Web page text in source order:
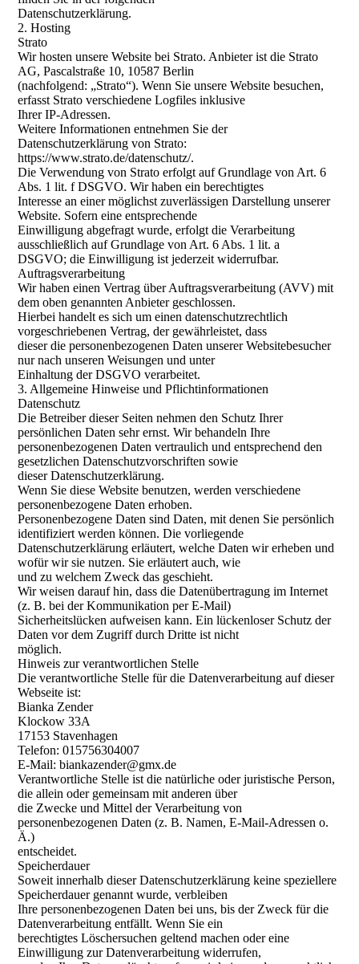
Datenschutzerklärung.
2. Hosting
Strato
Wir hosten unsere Website bei Strato. Anbieter ist die Strato
AG, Pascalstraße 10, 10587 Berlin
(nachfolgend: „Strato“). Wenn Sie unsere Website besuchen,
erfasst Strato verschiedene Logfiles inklusive
Ihrer IP-Adressen.
Weitere Informationen entnehmen Sie der
Datenschutzerklärung von Strato:
https://www.strato.de/datenschutz/.
Die Verwendung von Strato erfolgt auf Grundlage von Art. 6
Abs. 1 lit. f DSGVO. Wir haben ein berechtigtes
Interesse an einer möglichst zuverlässigen Darstellung unserer
Website. Sofern eine entsprechende
Einwilligung abgefragt wurde, erfolgt die Verarbeitung
ausschließlich auf Grundlage von Art. 6 Abs. 1 lit. a
DSGVO; die Einwilligung ist jederzeit widerrufbar.
Auftragsverarbeitung
Wir haben einen Vertrag über Auftragsverarbeitung (AVV) mit
dem oben genannten Anbieter geschlossen.
Hierbei handelt es sich um einen datenschutzrechtlich
vorgeschriebenen Vertrag, der gewährleistet, dass
dieser die personenbezogenen Daten unserer Websitebesucher
nur nach unseren Weisungen und unter
Einhaltung der DSGVO verarbeitet.
3. Allgemeine Hinweise und Pflichtinformationen
Datenschutz
Die Betreiber dieser Seiten nehmen den Schutz Ihrer
persönlichen Daten sehr ernst. Wir behandeln Ihre
personenbezogenen Daten vertraulich und entsprechend den
gesetzlichen Datenschutzvorschriften sowie
dieser Datenschutzerklärung.
Wenn Sie diese Website benutzen, werden verschiedene
personenbezogene Daten erhoben.
Personenbezogene Daten sind Daten, mit denen Sie persönlich
identifiziert werden können. Die vorliegende
Datenschutzerklärung erläutert, welche Daten wir erheben und
wofür wir sie nutzen. Sie erläutert auch, wie
und zu welchem Zweck das geschieht.
Wir weisen darauf hin, dass die Datenübertragung im Internet
(z. B. bei der Kommunikation per E-Mail)
Sicherheitslücken aufweisen kann. Ein lückenloser Schutz der
Daten vor dem Zugriff durch Dritte ist nicht
möglich.
Hinweis zur verantwortlichen Stelle
Die verantwortliche Stelle für die Datenverarbeitung auf dieser
Webseite ist:
Bianka Zender
Klockow 33A
17153 Stavenhagen
Telefon: 015756304007
E-Mail: biankazender@gmx.de
Verantwortliche Stelle ist die natürliche oder juristische Person,
die allein oder gemeinsam mit anderen über
die Zwecke und Mittel der Verarbeitung von
personenbezogenen Daten (z. B. Namen, E-Mail-Adressen o.
Ä.)
entscheidet.
Speicherdauer
Soweit innerhalb dieser Datenschutzerklärung keine speziellere
Speicherdauer genannt wurde, verbleiben
Ihre personenbezogenen Daten bei uns, bis der Zweck für die
Datenverarbeitung entfällt. Wenn Sie ein
berechtigtes Löschersuchen geltend machen oder eine
Einwilligung zur Datenverarbeitung widerrufen,